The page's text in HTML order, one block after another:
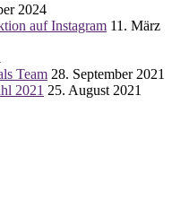
2024
auf Instagram 11. März
Team 28. September 2021
2021 25. August 2021